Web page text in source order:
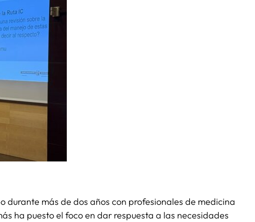
durante más de dos años con profesionales de medicina
ha puesto el foco en dar respuesta a las necesidades